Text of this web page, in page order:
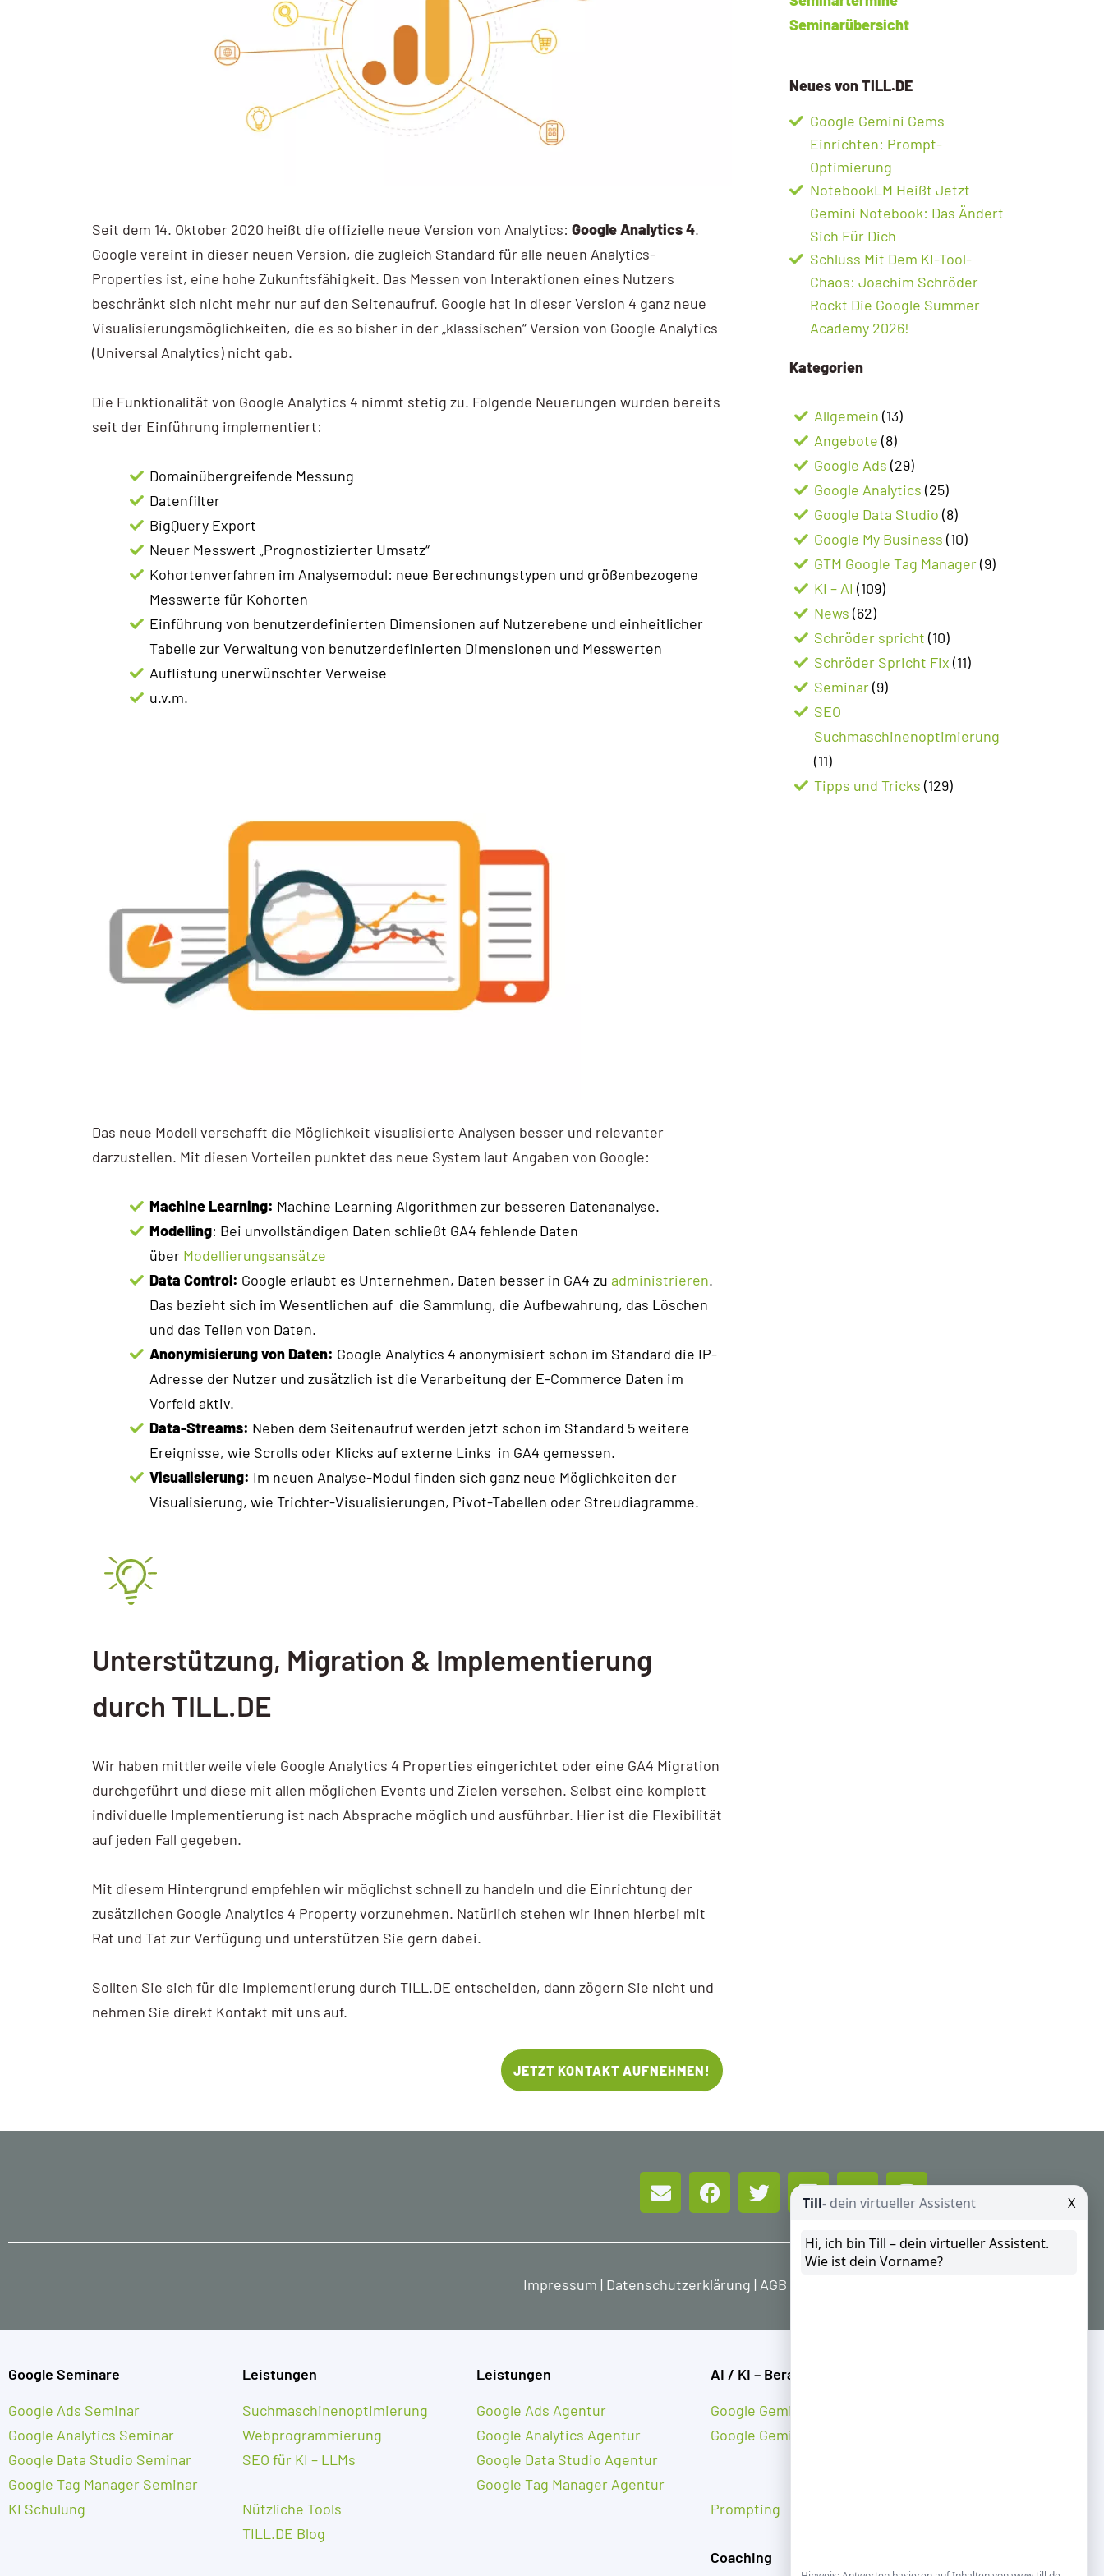
Ads Advanced
My Business Workshop
GA4 Basic
GA4 Advanced
Google Tag Manager
Tag Manager
KI Prompting
Search vs Chatbot
Google Data Studio
Data Studio
Seit dem 14. Oktober 2020 heißt die offizielle neue Version von Analytics: Google Analytics 4.
Google vereint in dieser neuen Version, die zugleich Standard für alle neuen Analytics-
Properties ist, eine hohe Zukunftsfähigkeit. Das Messen von Interaktionen eines Nutzers
beschränkt sich nicht mehr nur auf den Seitenaufruf. Google hat in dieser Version 4 ganz neue
Visualisierungsmöglichkeiten, die es so bisher in der „klassischen“ Version von Google Analytics
(Universal Analytics) nicht gab.
Die Funktionalität von Google Analytics 4 nimmt stetig zu. Folgende Neuerungen wurden bereits
seit der Einführung implementiert:
Domainübergreifende Messung
Datenfilter
BigQuery Export
Neuer Messwert „Prognostizierter Umsatz“
Kohortenverfahren im Analysemodul: neue Berechnungstypen und größenbezogene
Messwerte für Kohorten
Einführung von benutzerdefinierten Dimensionen auf Nutzerebene und einheitlicher
Tabelle zur Verwaltung von benutzerdefinierten Dimensionen und Messwerten
Auflistung unerwünschter Verweise
u.v.m.
Das neue Modell verschafft die Möglichkeit visualisierte Analysen besser und relevanter
darzustellen. Mit diesen Vorteilen punktet das neue System laut Angaben von Google:
Machine Learning: Machine Learning Algorithmen zur besseren Datenanalyse.
Modelling: Bei unvollständigen Daten schließt GA4 fehlende Daten
über Modellierungsansätze
Data Control: Google erlaubt es Unternehmen, Daten besser in GA4 zu administrieren.
Das bezieht sich im Wesentlichen auf die Sammlung, die Aufbewahrung, das Löschen
und das Teilen von Daten.
Anonymisierung von Daten: Google Analytics 4 anonymisiert schon im Standard die IP-
Adresse der Nutzer und zusätzlich ist die Verarbeitung der E-Commerce Daten im
Vorfeld aktiv.
Data-Streams: Neben dem Seitenaufruf werden jetzt schon im Standard 5 weitere
Ereignisse, wie Scrolls oder Klicks auf externe Links in GA4 gemessen.
Visualisierung: Im neuen Analyse-Modul finden sich ganz neue Möglichkeiten der
Visualisierung, wie Trichter-Visualisierungen, Pivot-Tabellen oder Streudiagramme.
Unterstützung, Migration & Implementierung
durch TILL.DE
Wir haben mittlerweile viele Google Analytics 4 Properties eingerichtet oder eine GA4 Migration
durchgeführt und diese mit allen möglichen Events und Zielen versehen. Selbst eine komplett
individuelle Implementierung ist nach Absprache möglich und ausführbar. Hier ist die Flexibilität
auf jeden Fall gegeben.
Mit diesem Hintergrund empfehlen wir möglichst schnell zu handeln und die Einrichtung der
zusätzlichen Google Analytics 4 Property vorzunehmen. Natürlich stehen wir Ihnen hierbei mit
Rat und Tat zur Verfügung und unterstützen Sie gern dabei.
Sollten Sie sich für die Implementierung durch TILL.DE entscheiden, dann zögern Sie nicht und
nehmen Sie direkt Kontakt mit uns auf.
JETZT KONTAKT AUFNEHMEN!
Seminarübersicht
Neues von TILL.DE
Google Gemini Gems
Einrichten: Prompt-
Optimierung
NotebookLM Heißt Jetzt
Gemini Notebook: Das Ändert
Sich Für Dich
Schluss Mit Dem KI-Tool-
Chaos: Joachim Schröder
Rockt Die Google Summer
Academy 2026!
Kategorien
Allgemein (13)
Angebote (8)
Google Ads (29)
Google Analytics (25)
Google Data Studio (8)
Google My Business (10)
GTM Google Tag Manager(9)
KI – AI (109)
News (62)
Schröder spricht (10)
Schröder Spricht Fix (11)
Seminar(9)
SEO
Suchmaschinenoptimierung
(11)
Tipps und Tricks (129)
Impressum | Datenschutzerklärung | AGB
Google Seminare
Google Ads Seminar
Google Analytics Seminar
Google Data Studio Seminar
Google Tag Manager Seminar
KI Schulung
Leistungen
Suchmaschinenoptimierung
Webprogrammierung
SEO für KI – LLMs
Nützliche Tools
TILL.DE Blog
Leistungen
Google Ads Agentur
Google Analytics Agentur
Google Data Studio Agentur
Google Tag Manager Agentur
AI / KI – Beratung
Google Gemini
Google Gemini Notebook
Prompting
Coaching